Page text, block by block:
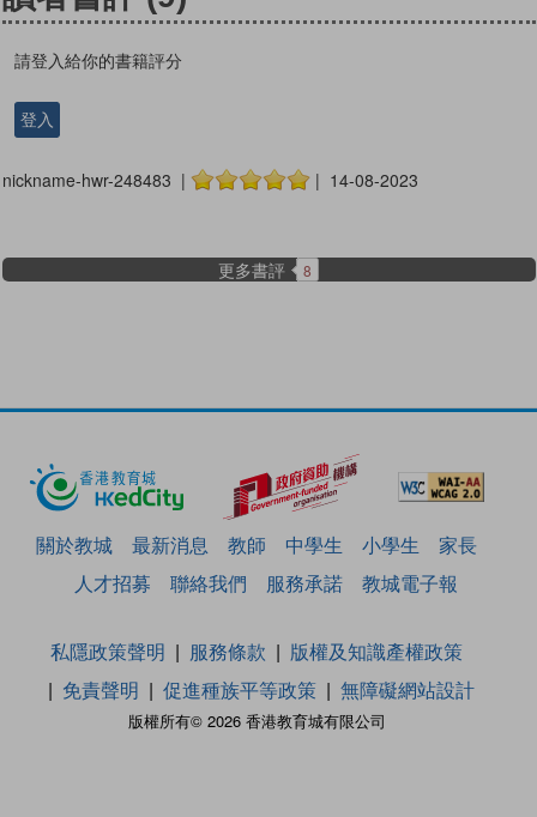
請登入給你的書籍評分
登入
nickname-hwr-248483 | | 14-08-2023
更多書評 8
關於教城 最新消息 教師 中學生 小學生
家長
人才招募
聯絡我們 服務承諾 教城電子報
版權所有© 2026 香港教育城有限公司
私隱政策聲明 服務條款
版權及知識產權政策
免責聲明
促進種族平等政策 無障礙網站設計